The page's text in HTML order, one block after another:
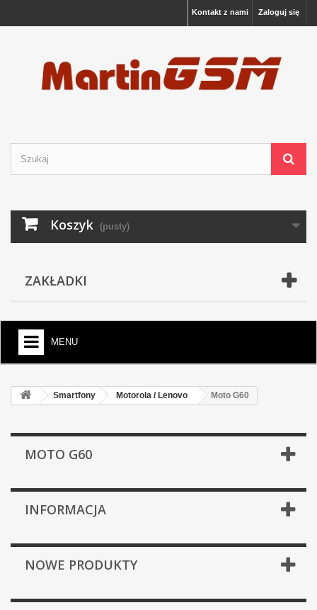
Zaloguj się
Kontakt z nami
Koszyk (pusty)
ZAKŁADKI
MENU
Smartfony Motorola / Lenovo Moto G60
MOTO G60
INFORMACJA
NOWE PRODUKTY